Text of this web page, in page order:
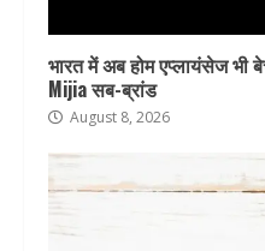
भारत में अब होम एप्लायंसेज भी
Mijia सब-ब्रांड
August 8, 2026